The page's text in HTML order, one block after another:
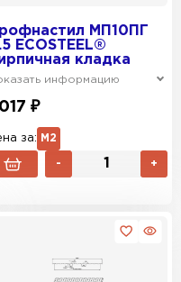
МП10ПГ
ECOSTEEL®
кладка
информацию
₽
за: М2
- +